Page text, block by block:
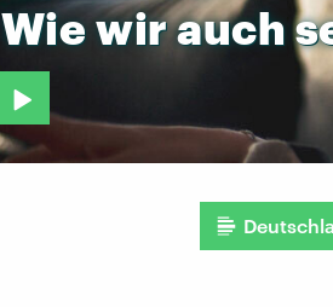
Wiewirauch